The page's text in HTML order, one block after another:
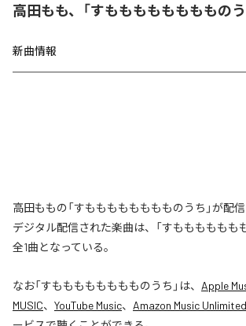
高田もも、「すももももももももの
新曲情報
高田ももの「すもももももももものうち」が配
デジタル配信された楽曲は、「すもももももも
全1曲となっている。
なお「すもももももももものうち 」は、 Apple
MUSIC、 YouTube Music、 Amazon Music Unlimited